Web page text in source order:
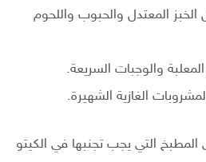
المعتدل والحبوب واللحوم
والوجبات السريعة.
الغازية الشهيرة.
التي يجب تجنبها في الكيتو